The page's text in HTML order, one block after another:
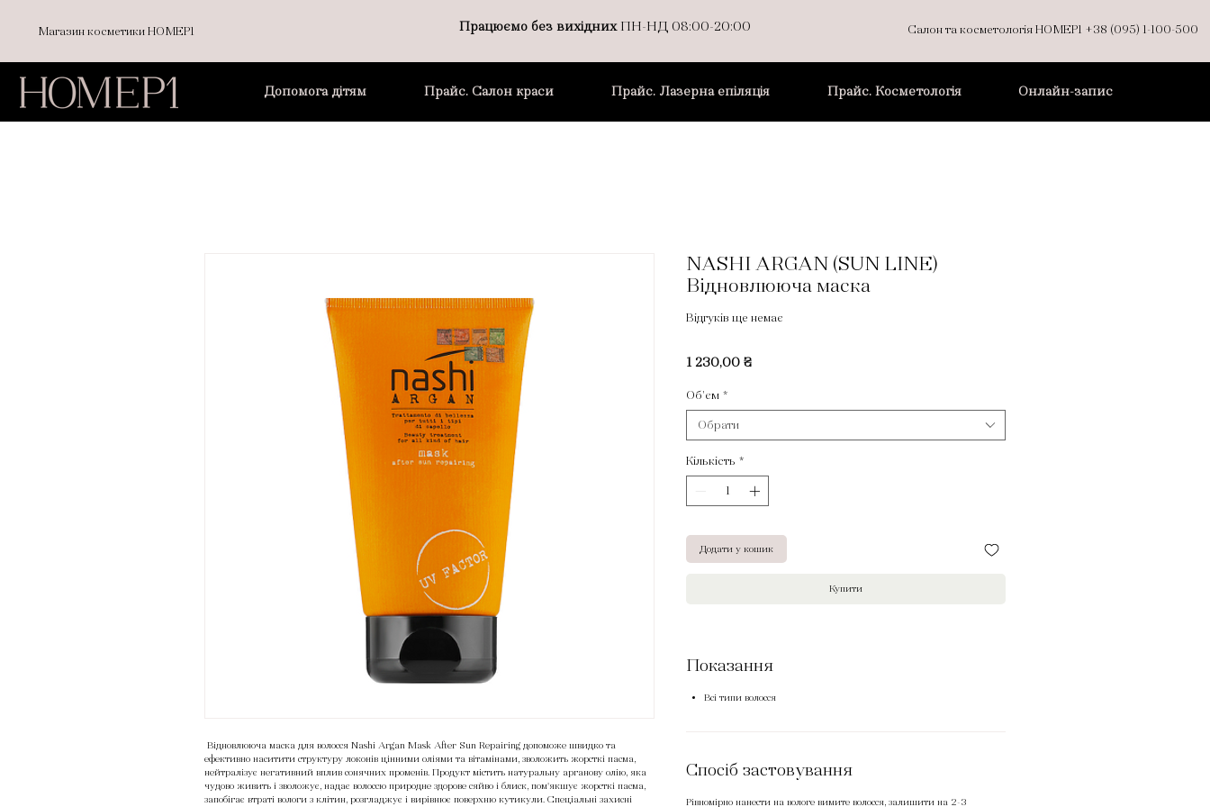
Магазин косметики НОМЕР1 Працюємо без вихіднихПН-НД 08:00-20:00 Салон та косметологія НОМЕР1 +38 (095) 1-100-500
Допомога дітям Прайс. Салон краси Прайс. Лазерна епіляція Прайс. Косметологія Онлайн-запис
Відновлююча маска для волосся Nashi Argan Mask After Sun Repairing допоможе швидко та
ефективно наситити структуру локонів цінними оліями та вітамінами, зволожить жорсткі пасма,
нейтралізує негативний вплив сонячних променів. Продукт містить натуральну арганову олію, яка
чудово живить і зволожує, надає волоссю природне здорове сяйво і блиск, пом'якшує жорсткі пасма,
запобігає втраті вологи з клітин, розгладжує і вирівнює поверхню кутикули. Спеціальні захисні
NASHI ARGAN (SUN LINE)
Відновлююча маска
Відгуків ще немає
1 230,00 ₴Ціна
Об'єм *
Обрати
Кількість *
Додати у кошик
Купити
Показання
Всі типи волосся
Спосіб застовування
Рівномірно нанести на вологе вимите волосся, залишити на 2-3